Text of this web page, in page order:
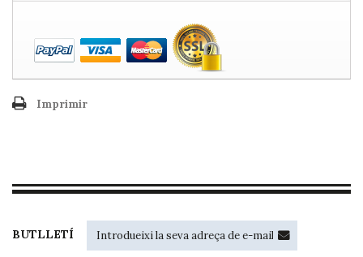
Imprimir
BUTLLETÍ